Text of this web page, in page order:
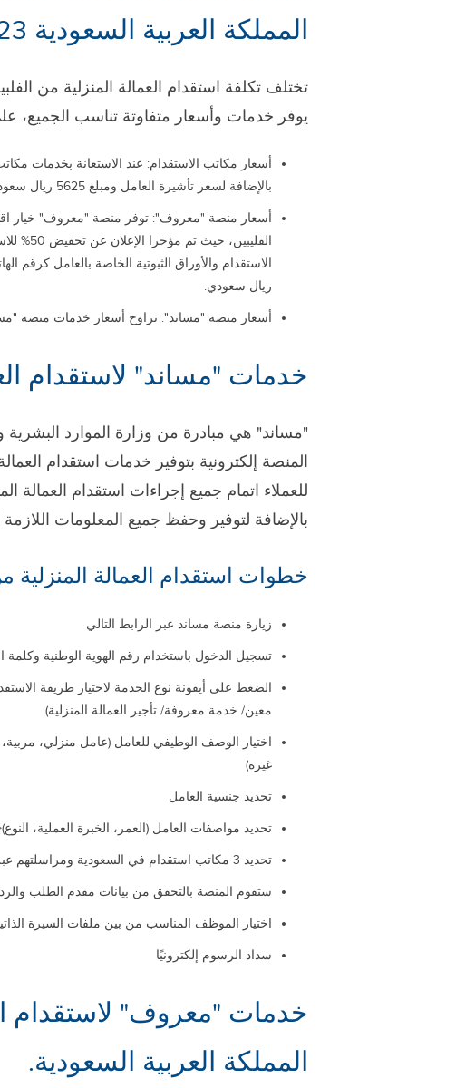
المملكة العربية السعودية 2023.
تختلف تكلفة استقدام العمالة المنزلية من
يوفر خدمات وأسعار متفاوتة تناسب الجميع،
بالإضافة لسعر تأشيرة العامل ومبلغ 5625 ريال سعودي للوسيط.
أسعار منصة "معروف": توفر منصة "معروف" خيار
ريال سعودي.
أسعار منصة "مساند": تراوح أسعار خدمات منصة "مساند" بين 14,500
خدمات "مساند" لاستقدام
"مساند" هي مبادرة من وزارة الموارد البشرية
المنصة إلكترونية بتوفير خدمات استقدام
للعملاء اتمام جميع إجراءات استقدام العمالة
بالإضافة لتوفير وحفظ جميع المعلومات
خطوات استقدام العمالة المنزلية
زيارة منصة مساند عبر الرابط التالي
تسجيل الدخول باستخدام رقم الهوية الوطنية وكلمة
الضغط على أيقونة نوع الخدمة لاختيار طريقة
معين/ خدمة معروفة/ تأجير العمالة المنزلية)
اختيار الوصف الوظيفي للعامل (عامل منزلي،
غيره)
تحديد جنسية العامل
تحديد مواصفات العامل (العمر، الخبرة العملية،
تحديد 3 مكاتب استقدام في السعودية ومراسلتهم عبر منصة مساند
ستقوم المنصة بالتحقق من بيانات مقدم الطلب والرد خلال 7
اختيار الموظف المناسب من بين ملفات السيرة
سداد الرسوم إلكترونيًا
خدمات "معروف" لاستقدام
المملكة العربية السعودية.